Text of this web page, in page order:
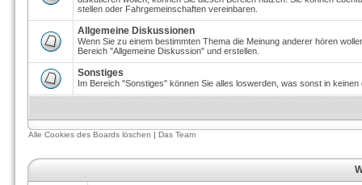
stellen oder Fahrgemeinschaften vereinbaren.
Allgemeine Diskussionen
Wenn Sie zu einem bestimmten Thema die Meinung anderer hören
Bereich "Allgemeine Diskussion" und erstellen.
Sonstiges
Im Bereich "Sonstiges" können Sie alles loswerden, was sonst in
Alle Cookies des Boards löschen | Das Team